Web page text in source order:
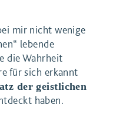
mir nicht wenige
lebende
die Wahrheit
für sich erkannt
der geistlichen
haben.